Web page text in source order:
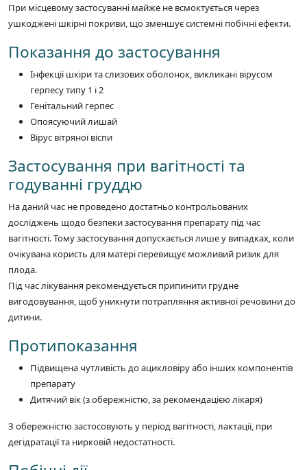
При місцевому застосуванні майже не всмоктується через
ушкоджені шкірні покриви, що зменшує системні побічні ефекти.
Показання до застосування
Інфекції шкіри та слизових оболонок, викликані вірусом
герпесу типу 1 і 2
Генітальний герпес
Опоясуючий лишай
Вірус вітряної віспи
Застосування при вагітності та
годуванні груддю
На даний час не проведено достатньо контрольованих
досліджень щодо безпеки застосування препарату під час
вагітності. Тому застосування допускається лише у випадках, коли
очікувана користь для матері перевищує можливий ризик для
плода.
Під час лікування рекомендується припинити грудне
вигодовування, щоб уникнути потрапляння активної речовини до
дитини.
Протипоказання
Підвищена чутливість до ацикловіру або інших компонентів
препарату
Дитячий вік (з обережністю, за рекомендацією лікаря)
З обережністю застосовують у період вагітності, лактації, при
дегідратації та нирковій недостатності.